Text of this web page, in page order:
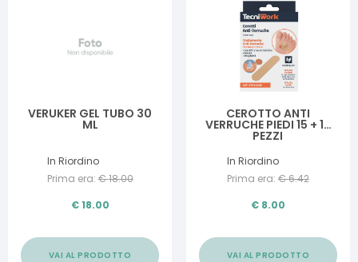
VERUKER GEL TUBO 30
ML
In Riordino
Prima era: €18.00
€18.00
VAI AL PRODOTTO
CEROTTO ANTI
VERRUCHE PIEDI 15 + 15
PEZZI
In Riordino
Prima era: €6.42
€ 8.00
VAI AL PRODOTTO